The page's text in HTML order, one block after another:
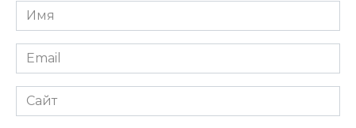
Имя
*
Email
*
Сайт